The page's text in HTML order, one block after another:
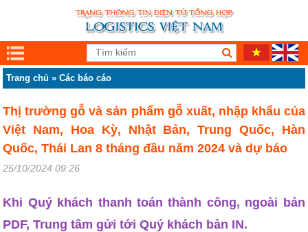
Trang chủ »Các báo cáo
Thị trường gỗ và sản phẩm gỗ xuất, nhập khẩu của
Việt Nam, Hoa Kỳ, Nhật Bản, Trung Quốc, Hàn
Quốc, Thái Lan 8 tháng đầu năm 2024 và dự báo
25/10/2024 09:26
Khi Quý khách thanh toán thành công, ngoài bản
PDF, Trung tâm gửi tới Quý khách bản IN.